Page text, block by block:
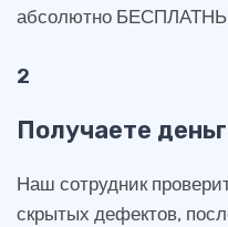
абсолютно
2
Получаете
Наш сотрудник
скрытых дефектов,